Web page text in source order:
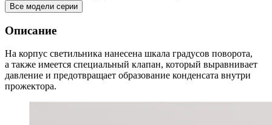
Все модели серии
Описание
На корпус светильника нанесена шкала градусов поворота,
а также имеется специальный клапан, который выравнивает
давление и предотвращает образование конденсата внутри
прожектора.